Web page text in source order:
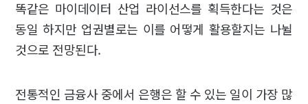
똑같은 마이데이터 산업 라이선스를 획득한다는 것은
동일 하지만 업권별로는 이를 어떻게 활용할지는 나뉠
것으로 전망된다.
전통적인 금융사 중에서 은행은 할 수 있는 일이 가장 많